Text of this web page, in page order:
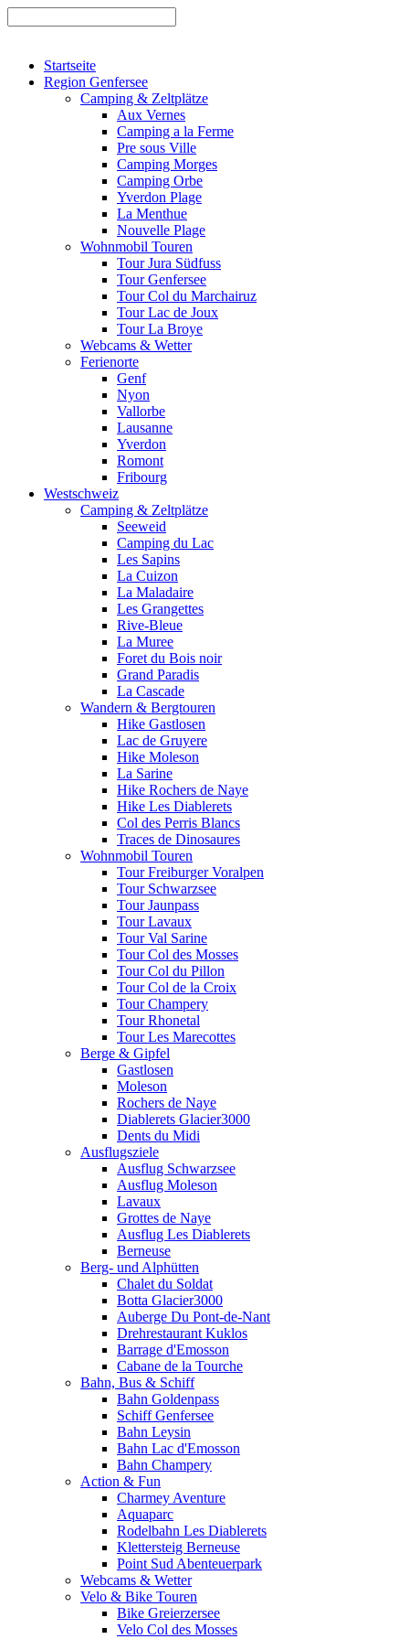
Startseite
Region Genfersee
Camping & Zeltplätze
Aux Vernes
Camping a la Ferme
Pre sous Ville
Camping Morges
Camping Orbe
Yverdon Plage
La Menthue
Nouvelle Plage
Wohnmobil Touren
Tour Jura Südfuss
Tour Genfersee
Tour Col du Marchairuz
Tour Lac de Joux
Tour La Broye
Webcams & Wetter
Ferienorte
Genf
Nyon
Vallorbe
Lausanne
Yverdon
Romont
Fribourg
Westschweiz
Camping & Zeltplätze
Seeweid
Camping du Lac
Les Sapins
La Cuizon
La Maladaire
Les Grangettes
Rive-Bleue
La Muree
Foret du Bois noir
Grand Paradis
La Cascade
Wandern & Bergtouren
Hike Gastlosen
Lac de Gruyere
Hike Moleson
La Sarine
Hike Rochers de Naye
Hike Les Diablerets
Col des Perris Blancs
Traces de Dinosaures
Wohnmobil Touren
Tour Freiburger Voralpen
Tour Schwarzsee
Tour Jaunpass
Tour Lavaux
Tour Val Sarine
Tour Col des Mosses
Tour Col du Pillon
Tour Col de la Croix
Tour Champery
Tour Rhonetal
Tour Les Marecottes
Berge & Gipfel
Gastlosen
Moleson
Rochers de Naye
Diablerets Glacier3000
Dents du Midi
Ausflugsziele
Ausflug Schwarzsee
Ausflug Moleson
Lavaux
Grottes de Naye
Ausflug Les Diablerets
Berneuse
Berg- und Alphütten
Chalet du Soldat
Botta Glacier3000
Auberge Du Pont-de-Nant
Drehrestaurant Kuklos
Barrage d'Emosson
Cabane de la Tourche
Bahn, Bus & Schiff
Bahn Goldenpass
Schiff Genfersee
Bahn Leysin
Bahn Lac d'Emosson
Bahn Champery
Action & Fun
Charmey Aventure
Aquaparc
Rodelbahn Les Diablerets
Klettersteig Berneuse
Point Sud Abenteuerpark
Webcams & Wetter
Velo & Bike Touren
Bike Greierzersee
Velo Col des Mosses